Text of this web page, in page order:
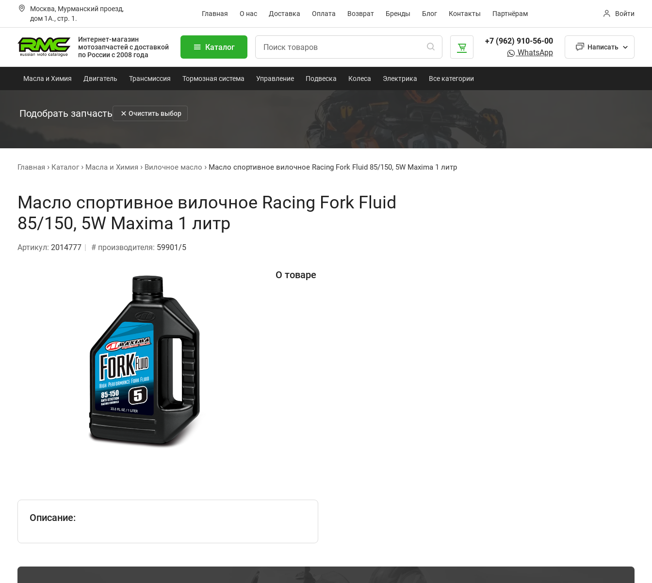
Москва, Мурманский проезд,
дом 1А., стр. 1.
Главная О нас Доставка Оплата Возврат Бренды Блог Контакты Партнёрам Войти
Интернет-магазин
мотозапчастейс доставкой
по России с 2008 года
Каталог
+7 (962) 910-56-00
WhatsApp
Написать
Масла и Химия Двигатель Трансмиссия Тормозная система Управление Подвеска Колеса Электрика Все категории
Подобрать запчасть Очистить выбор
Главная Каталог Масла и Химия Вилочное масло Масло спортивное вилочное Racing Fork Fluid 85/150, 5W Maxima 1 литр
Масло спортивное вилочное Racing Fork Fluid
85/150, 5W Maxima 1 литр
Артикул: 2014777 # производителя: 59901/5
О товаре
Описание: